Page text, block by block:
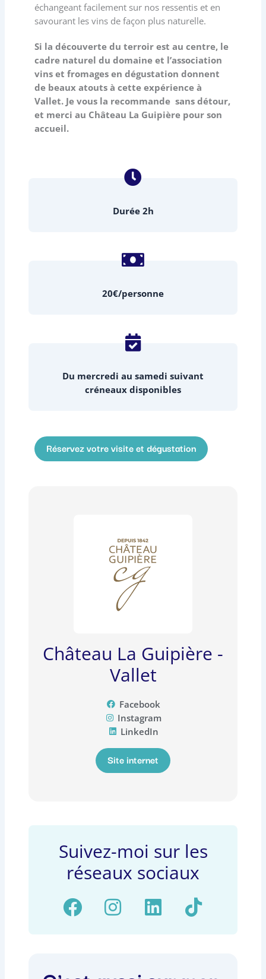
échangeant facilement sur nos ressentis et en
savourant les vins de façon plus naturelle.
Si la découverte du terroir est au centre, le
cadre naturel du domaine et l’association
vins et fromages en dégustation donnent
de beaux atouts à cette expérience à
Vallet. Je vous la recommande sans détour,
et merci au Château La Guipière pour son
accueil.
Durée 2h
20€/personne
Du mercredi au samedi suivant
créneaux disponibles
Réservez votre visite et dégustation
Château La Guipière -
Vallet
Facebook
Instagram
LinkedIn
Site internet
Suivez-moi sur les
réseaux sociaux
F
a
I
n
L
i
T
i